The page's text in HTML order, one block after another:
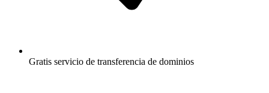
Gratis servicio de transferencia de dominios